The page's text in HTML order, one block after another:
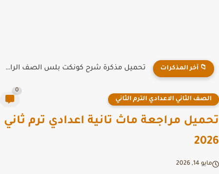
📁 آخر المذكرات تحميل مذكرة شرح كونكت بلس الصف الرابع الابتدائي الترم الاول...
الثاني الاعدادي الترم الثاني
مراجعة ماث تانية اعدادي ترم ثاني
14, 2026